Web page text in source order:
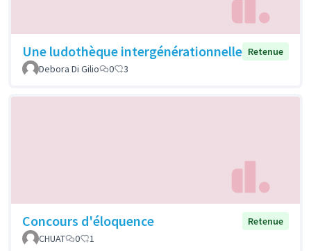
Une ludothèque intergénérationnelle Retenue
Debora Di Gilio
0 3
Concours d'éloquence
Retenue
CHUAT
0 1